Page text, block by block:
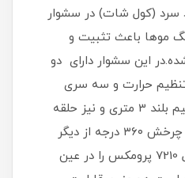
سرد (کول شات) در سشوار
موها باعث تثبیت و
این سشوار دارای دو
حرارت و سه سری
متمرکز کننده هوا هست. سیم بلند 3 متری و نیز حلقه
آویز سشوار و کابل گردان با چرخش ۳۶۰ درجه از دیگر
مواردی است که کاربری مدل 7210 پرومکس را در عین